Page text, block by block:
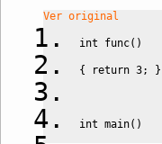
Ver original
int func( )
{ return 3; }
int main( )